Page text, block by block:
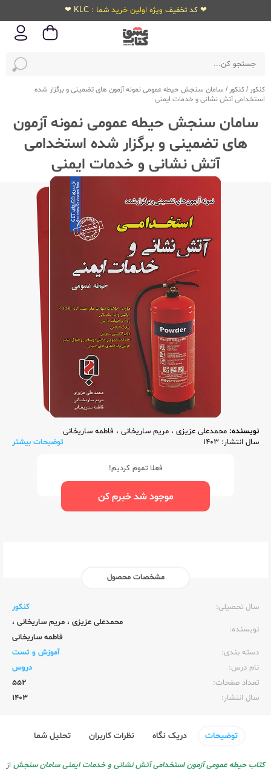
❤ کد تخفیف ویژه اولین خرید شما : KLC ❤
کنکور /کنکور / سامان سنجش حیطه عمومی نمونه آزمون های تضمینی و برگزار شده
استخدامی آتش نشانی و خدمات ایمنی
سامان سنجش حیطه عمومی نمونه آزمون
های تضمینی و برگزار شده استخدامی
آتش نشانی و خدمات ایمنی
نویسنده: محمدعلی عزیزی ، مریم ساریخانی ، فاطمه ساریخانی
سال انتشار: 1403
توضیحات بیشتر
فعلا تموم کردیم!
موجود شد خبرم کن
مشخصات محصول
سال تحصیلی:‌
کنکور
نویسنده:‌
محمدعلی عزیزی ، مریم ساریخانی ،
فاطمه ساریخانی
دسته بندی:
آموزش و تست
نام درس:
دروس
تعداد صفحات:‌
552
سال انتشار:‌
1403
توضیحات دریک نگاه نظرات کاربران تحلیل شما
کتاب حیطه عمومی آزمون استخدامی آتش نشانی و خدمات ایمنی سامان سنجش از